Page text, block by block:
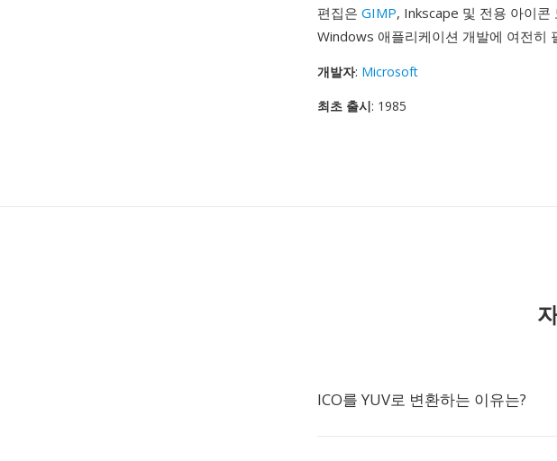
편집은 GIMP, Inkscape 및 전용 아이
Windows 애플리케이션 개발에 여전히
개발자: Microsoft
최초 출시: 1985
ICO를 YUV로 변환하는 이유는?